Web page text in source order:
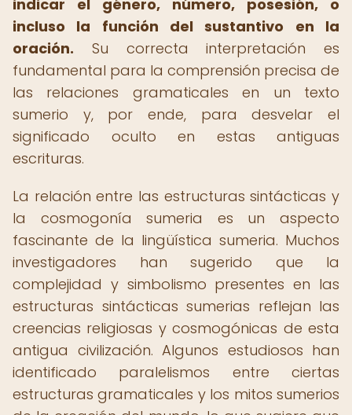
indicar el género, número, posesión, o
incluso la función del sustantivo en la
oración. Su correcta interpretación es
fundamental para la comprensión precisa de
las relaciones gramaticales en un texto
sumerio y, por ende, para desvelar el
significado oculto en estas antiguas
escrituras.
La relación entre las estructuras sintácticas y
la cosmogonía sumeria es un aspecto
fascinante de la lingüística sumeria. Muchos
investigadores han sugerido que la
complejidad y simbolismo presentes en las
estructuras sintácticas sumerias reflejan las
creencias religiosas y cosmogónicas de esta
antigua civilización. Algunos estudiosos han
identificado paralelismos entre ciertas
estructuras gramaticales y los mitos sumerios